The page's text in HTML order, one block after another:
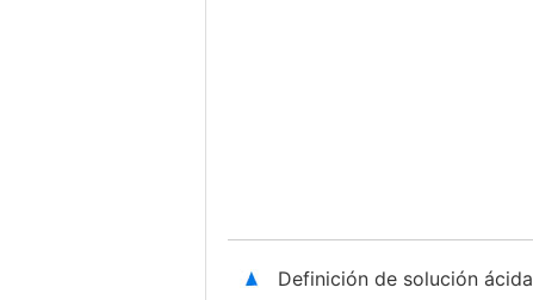
Definición de solución ácida